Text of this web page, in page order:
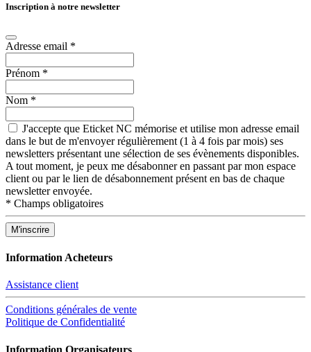
Inscription à notre newsletter
Adresse email *
Prénom *
Nom *
J'accepte que Eticket NC mémorise et utilise mon adresse email
dans le but de m'envoyer régulièrement (1 à 4 fois par mois) ses
newsletters présentant une sélection de ses évènements disponibles.
A tout moment, je peux me désabonner en passant par mon espace
client ou par le lien de désabonnement présent en bas de chaque
newsletter envoyée.
* Champs obligatoires
Information Acheteurs
Assistance client
Conditions générales de vente
Politique de Confidentialité
Information Organisateurs